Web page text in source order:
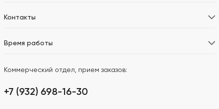
Контакты
Время работы
Коммерческий отдел, прием заказов:
+7 (932) 698-16-30